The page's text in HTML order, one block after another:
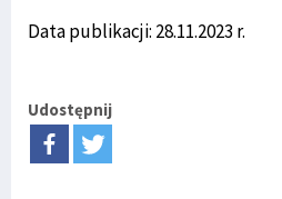
Data publikacji: 28.11.2023 r.
Udostępnij